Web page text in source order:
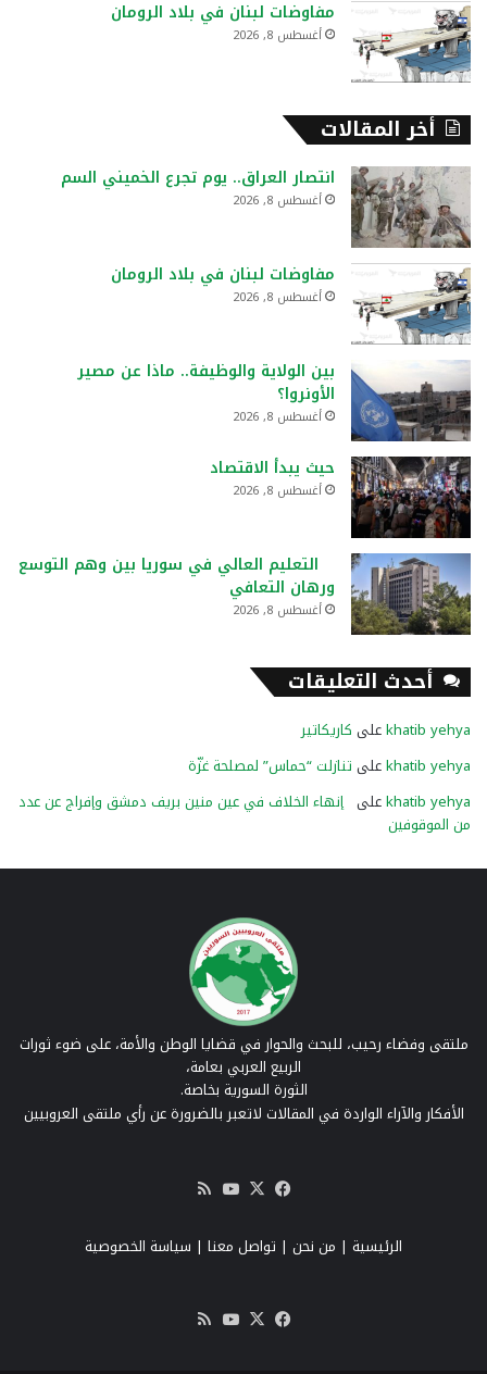
مفاوضات لبنان في بلاد الرومان
أغسطس 8, 2026
أخر المقالات
انتصار العراق.. يوم تجرع الخميني السم
أغسطس 8, 2026
مفاوضات لبنان في بلاد الرومان
أغسطس 8, 2026
بين الولاية والوظيفة.. ماذا عن مصير
الأونروا؟
أغسطس 8, 2026
حيث يبدأ الاقتصاد
أغسطس 8, 2026
التعليم العالي في سوريا بين وهم التوسع
ورهان التعافي
أغسطس 8, 2026
أحدث التعليقات
khatib yehyaعلى كاريكاتير
khatib yehyaعلى تنازلت “حماس” لمصلحة غزّة
khatib yehyaعلى إنهاء الخلاف في عين منين بريف دمشق وإفراج عن عدد
من الموقوفين
ملتقى وفضاء رحيب، للبحث والحوار في قضايا الوطن والأمة، على ضوء ثورات
الربيع العربي بعامة،
الثورة السورية بخاصة.
الأفكار والآراء الواردة في المقالات لاتعبر بالضرورة عن رأي ملتقى العروبيين
فيسبوك
‫X
‫YouTube
RSS
الرئيسية | من نحن | تواصل معنا | سياسة الخصوصية
فيسبوك
‫X
‫YouTube